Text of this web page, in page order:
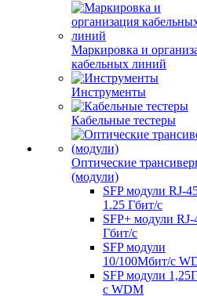
Маркировка и
кабельных линий
Инструменты
Кабельные тестеры
Оптические
(модули)
SFP модули RJ-
1.25 Гбит/c
SFP+ модули RJ-
Гбит/c
SFP модули
10/100Мбит/с
SFP модули
с WDM